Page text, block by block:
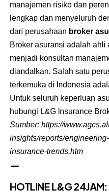
manajemen risiko dan
lengkap dan menyeluruh
dari perusahaan broker
Broker asuransi adalah ahli
menjadi konsultan
diandalkan. Salah satu
terkemuka di Indonesia
Untuk seluruh keperluan
hubungi L&G Insurance
Sumber: https://
insights/reports/
insurance-trends.htm
—
HOTLINE L&G